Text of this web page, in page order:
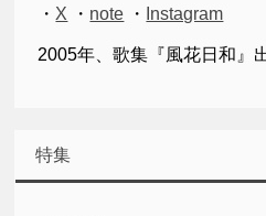
・ X ・ note ・ Instagram
2005年、歌集『風花日和』
特集